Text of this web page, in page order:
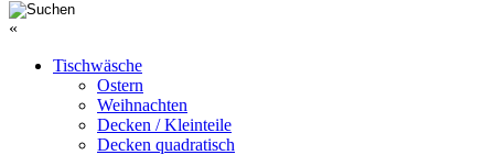
«
Tischwäsche
Ostern
Weihnachten
Decken / Kleinteile
Decken quadratisch